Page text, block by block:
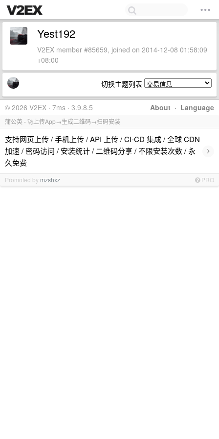
Yest192
V2EX member #85659, joined on 2014-12-08 01:58:09
+08:00
切换主题列表
About · Language
© 2026 V2EX · 7ms · 3.9.8.5
蒲公英 - 🚀上传App→生成二维码→扫码安装
支持网页上传 / 手机上传 / API 上传 / CI-CD 集成 / 全球 CDN
加速 / 密码访问 / 安装统计 / 二维码分享 / 不限安装次数 / 永
久免费
›
Promoted by mzshxz PRO